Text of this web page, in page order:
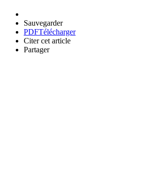
Sauvegarder
PDFTélécharger
Citer cet article
Partager